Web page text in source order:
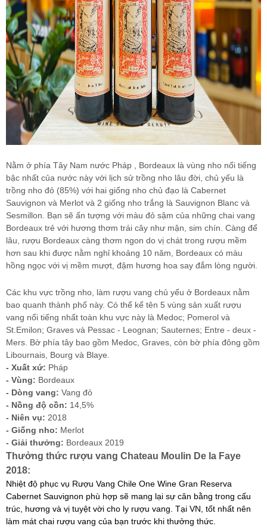
Nằm ở phía Tây Nam nước Pháp , Bordeaux là vùng nho nổi tiếng
bậc nhất của nước này với lịch sử trồng nho lâu đời, chủ yếu là
trồng nho đỏ (85%) với hai giống nho chủ đạo là Cabernet
Sauvignon và Merlot và 2 giống nho trắng là Sauvignon Blanc và
Sesmillon. Bạn sẽ ấn tượng với màu đỏ sậm của những chai vang
Bordeaux trẻ với hương thơm trái cây như mận, sim chín. Càng để
lâu, rượu Bordeaux càng thơm ngon do vị chát trong rượu mềm
hơn sau khi được nằm nghỉ khoảng 10 năm, Bordeaux có màu
hồng ngọc với vị mềm mượt, đậm hương hoa say đắm lòng người.
Các khu vực trồng nho, làm rượu vang chủ yếu ở Bordeaux nằm
bao quanh thành phố này. Có thể kể tên 5 vùng sản xuất rượu
vang nổi tiếng nhất toàn khu vực này là Medoc; Pomerol và
St.Emilon; Graves và Pessac - Leognan; Sauternes; Entre - deux -
Mers. Bờ phía tây bao gồm Medoc, Graves, còn bờ phía đông gồm
Libournais, Bourg và Blaye.
- Xuất xứ: Pháp
- Vùng: Bordeaux
- Dòng vang: Vang đỏ
- Nồng độ cồn: 14,5%
- Niên vụ: 2018
- Giống nho: Merlot
- Giải thưởng: Bordeaux 2019
Thưởng thức rượu vang Chateau Moulin De la Faye
2018:
Nhiệt độ phục vụ Rượu Vang Chile One Wine Gran Reserva
Cabernet Sauvignon phù hợp sẽ mang lại sự cân bằng trong cấu
trúc, hương và vị tuyệt vời cho ly rượu vang. Tại VN, tốt nhất nên
làm mát chai rượu vang của bạn trước khi thưởng thức.